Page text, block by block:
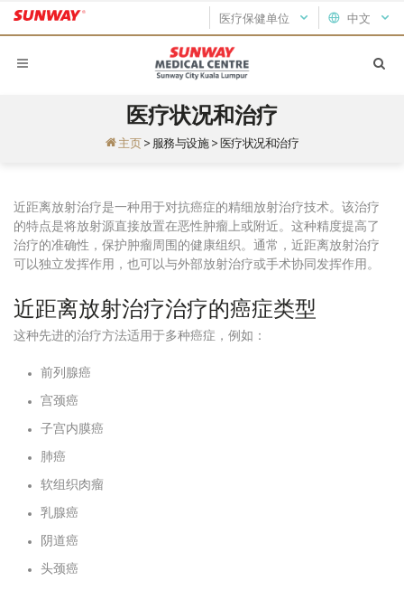
中文
医疗保健单位
医疗状况和治疗
主页 > 服務与设施 > 医疗状况和治疗
近距离放射治疗是一种用于对抗癌症的精细放射治疗技术。该治疗
的特点是将放射源直接放置在恶性肿瘤上或附近。这种精度提高了
治疗的准确性，保护肿瘤周围的健康组织。通常，近距离放射治疗
可以独立发挥作用，也可以与外部放射治疗或手术协同发挥作用。
近距离放射治疗治疗的癌症类型
这种先进的治疗方法适用于多种癌症，例如：
前列腺癌
宫颈癌
子宫内膜癌
肺癌
软组织肉瘤
乳腺癌
阴道癌
头颈癌